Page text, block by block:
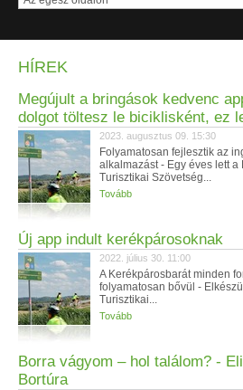
HÍREK
Megújult a bringások kedvenc
dolgot töltesz le biciklisként, ez
2023. augusztus 09. 15:30
Folyamatosan fejlesztik az
alkalmazást - Egy éves lett
Turisztikai Szövetség...
Tovább
Új app indult kerékpárosoknak
2022. július 30. 11:00
A Kerékpárosbarát minden
folyamatosan bővül -
Turisztikai...
Tovább
Borra vágyom – hol találom? -
Bortúra